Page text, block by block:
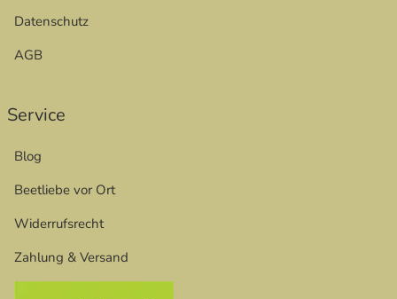
Datenschutz
AGB
Service
Blog
Beetliebe vor Ort
Widerrufsrecht
Zahlung & Versand